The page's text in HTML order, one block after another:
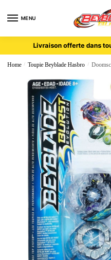
MENU
Livraison offerte dans
Home / Toupie Beyblade Hasbro /